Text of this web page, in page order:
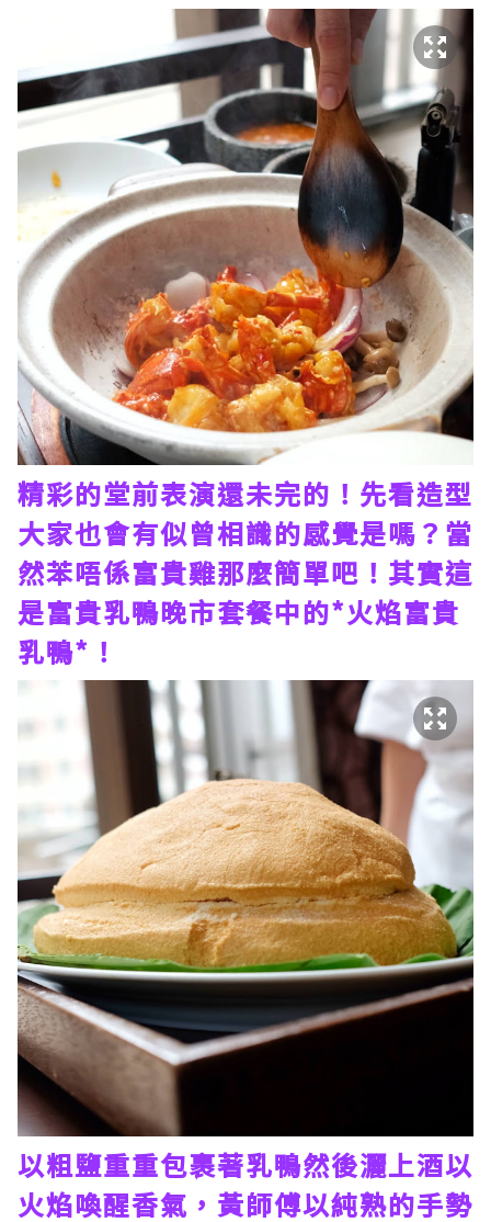
精彩的堂前表演還未完的！先看造型
大家也會有似曾相識的感覺是嗎？當
然苯唔係富貴雞那麼簡單吧！其實這
是富貴乳鴨晚市套餐中的*火焰富貴
乳鴨*！
以粗鹽重重包裹著乳鴨然後灑上酒以
火焰喚醒香氣，黃師傅以純熟的手勢